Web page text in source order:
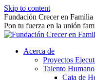
Skip to content
Fundación Crecer en Familia
Pon tu fuerza en la unión
Acerca de
Proyectos
Talento Humano
Caja de